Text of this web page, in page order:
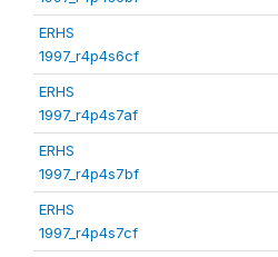
ERHS
1997_r4p4s6cf
ERHS
1997_r4p4s7af
ERHS
1997_r4p4s7bf
ERHS
1997_r4p4s7cf